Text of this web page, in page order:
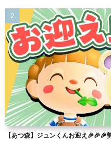
【あつ森】ジュンくんお迎え🎉🎉🎉